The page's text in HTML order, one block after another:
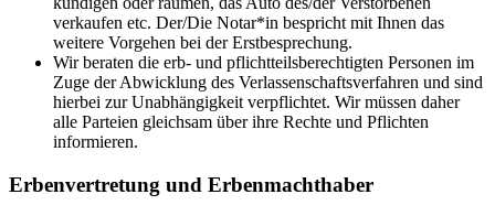
verkaufen etc. Der/Die Notar*in bespricht mit Ihnen das
weitere Vorgehen bei der Erstbesprechung.
Wir beraten die erb- und pflichtteilsberechtigten Personen im
Zuge der Abwicklung des Verlassenschaftsverfahren und sind
hierbei zur Unabhängigkeit verpflichtet. Wir müssen daher
alle Parteien gleichsam über ihre Rechte und Pflichten
informieren.
Erbenvertretung und Erbenmachthaber